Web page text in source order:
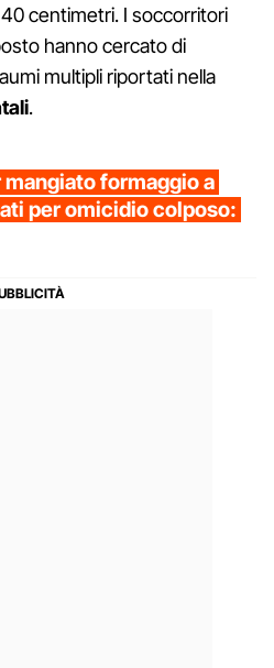
centimetri. I soccorritori
hanno cercato di
multipli riportati nella
.
formaggio a
per omicidio colposo: